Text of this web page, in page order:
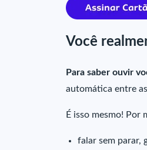
Você
Para saber ouvir
automática entre
É isso mesmo!
falar sem parar,